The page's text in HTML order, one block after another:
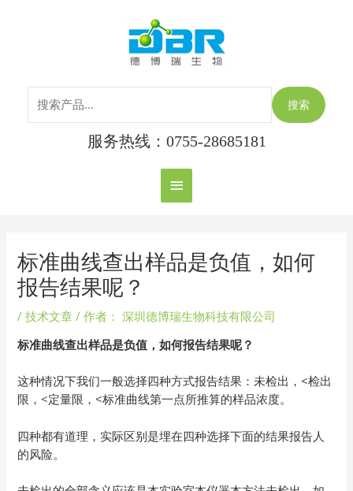
主
菜
单
搜索
服务热线：0755-28685181
标准曲线查出样品是负值，如何
报告结果呢？
/技术文章 / 作者： 深圳德博瑞生物科技有限公司
标准曲线查出样品是负值，如何报告结果呢？
这种情况下我们一般选择四种方式报告结果：未检出，<检出
限，<定量限，<标准曲线第一点所推算的样品浓度。
四种都有道理，实际区别是埋在四种选择下面的结果报告人
的风险。